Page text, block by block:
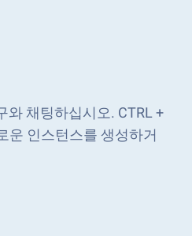
와 채팅하십시오. CTRL +
운 인스턴스를 생성하거